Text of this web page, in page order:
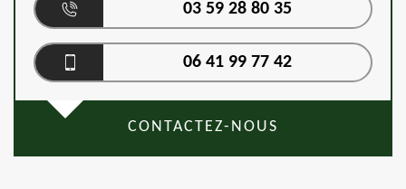
03 59 28 80 35
06 41 99 77 42
CONTACTEZ-NOUS